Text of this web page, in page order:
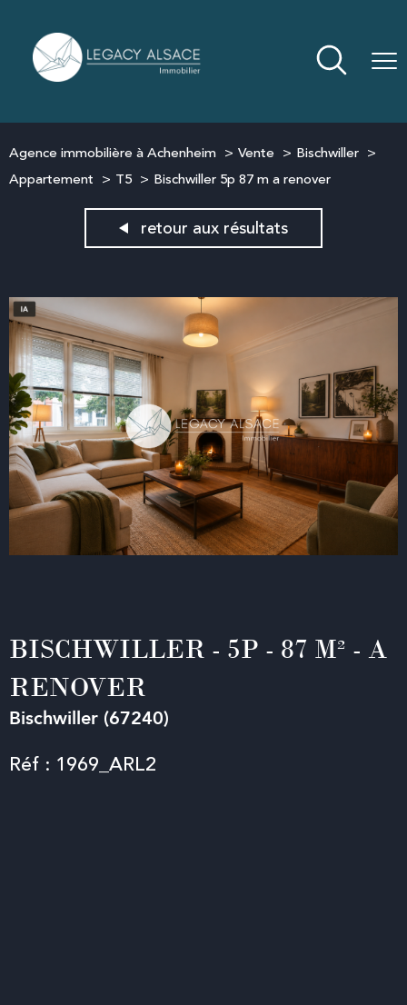
Agence immobilière à Achenheim Vente
Bischwiller
Appartement
T5 Bischwiller 5p 87 m a renover
retour aux résultats
BISCHWILLER - 5P - 87 M² - A
RENOVER
Bischwiller (67240)
Réf : 1969_ARL2